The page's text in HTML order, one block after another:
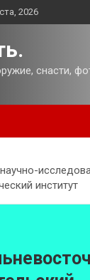
2026
снасти,
институт